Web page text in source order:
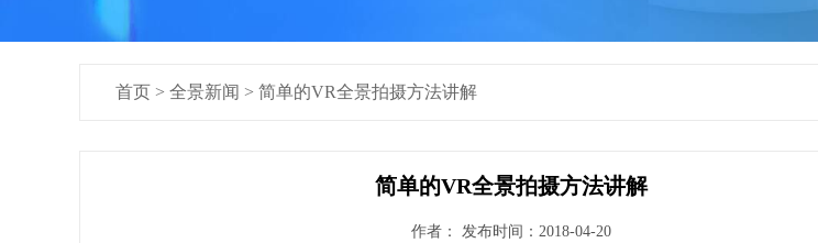
首页 > 全景新闻 > 简单的VR全景拍摄方法讲解
简单的VR全景拍摄方法讲解
作者： 发布时间：2018-04-20